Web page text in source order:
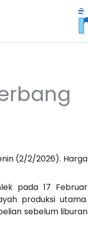
(2/2/2026). Harga
pada 17 Februar
produksi utama.
sebelum liburan